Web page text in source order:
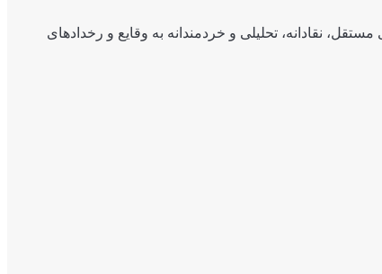
نقادانه، تحلیلی و خردمندانه به وقایع و رخدادهای